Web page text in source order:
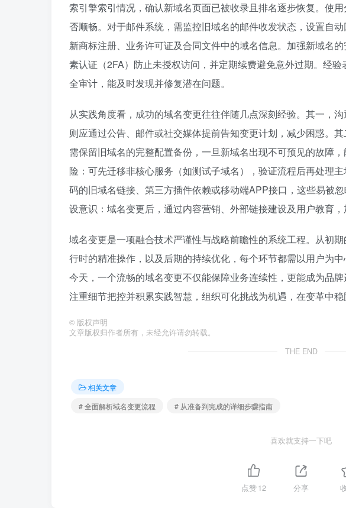
索引擎索引情况，确认新域名页面已被收录且排名逐步恢复。使
否顺畅。对于邮件系统，需监控旧域名的邮件收发状态，设置自
新商标注册、业务许可证及合同文件中的域名信息。加强新域名
素认证（2FA）防止未授权访问，并定期续费避免意外过期。经
全审计，能及时发现并修复潜在问题。
从实践角度看，成功的域名变更往往伴随几点深刻经验。其一，
则应通过公告、邮件或社交媒体提前告知变更计划，减少困惑。
需保留旧域名的完整配置备份，一旦新域名出现不可预见的故障
险：可先迁移非核心服务（如测试子域名），验证流程后再处理
码的旧域名链接、第三方插件依赖或移动端APP接口，这些易被
设意识：域名变更后，通过内容营销、外部链接建设及用户教育，
域名变更是一项融合技术严谨性与战略前瞻性的系统工程。从初
行时的精准操作，以及后期的持续优化，每个环节都需以用户为
今天，一个流畅的域名变更不仅能保障业务连续性，更能成为品
注重细节把控并积累实践智慧，组织可化挑战为机遇，在变革中稳
© 版权声明
文章版权归作者所有，未经允许请勿转载。
THE END
相关文章
# 全面解析域名变更流程
# 从准备到完成的详细步骤指南
喜欢就支持一下吧
点赞12 分享